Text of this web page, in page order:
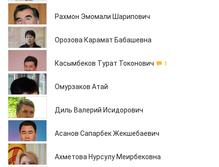
15.05.2013
Рахмон Эмомали Шарипович
15.05.2013
Орозова Карамат Бабашевна
14.05.2013
Касымбеков Турат Токонович
1
14.05.2013
Омурзаков Атай
14.05.2013
Диль Валерий Исидорович
14.05.2013
Асанов Сапарбек Жекшебаевич
13.05.2013
Ахметова Нурсулу Меирбековна